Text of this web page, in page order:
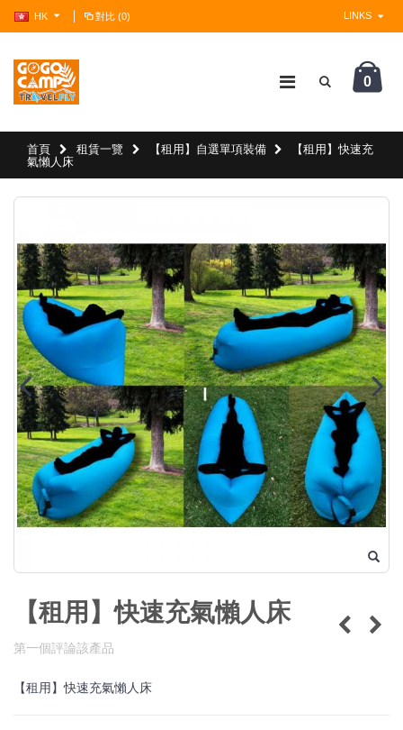
HK 對比 (0) LINKS
0
首頁 租賃一覽 【租用】自選單項裝備
【租用】快速充
氣懶人床
【租用】快速充氣懶人床
第一個評論該產品
【租用】快速充氣懶人床